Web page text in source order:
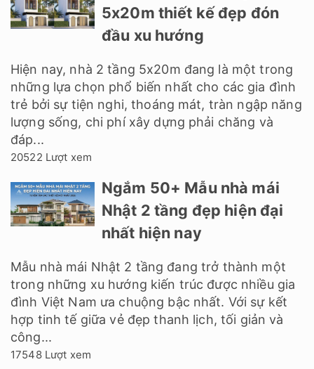
5x20m thiết kế đẹp đón
đầu xu hướng
Hiện nay, nhà 2 tầng 5x20m đang là một trong
những lựa chọn phổ biến nhất cho các gia đình
trẻ bởi sự tiện nghi, thoáng mát, tràn ngập năng
lượng sống, chi phí xây dựng phải chăng và
đáp...
20522 Lượt xem
Ngắm 50+ Mẫu nhà mái
Nhật 2 tầng đẹp hiện đại
nhất hiện nay
Mẫu nhà mái Nhật 2 tầng đang trở thành một
trong những xu hướng kiến trúc được nhiều gia
đình Việt Nam ưa chuộng bậc nhất. Với sự kết
hợp tinh tế giữa vẻ đẹp thanh lịch, tối giản và
công...
17548 Lượt xem